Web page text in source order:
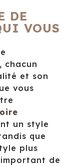
DE
VOUS
chacun
et son
vous
un style
que
plus
de